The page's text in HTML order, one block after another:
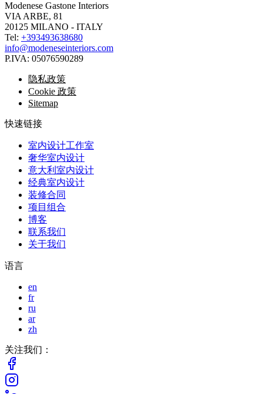
Modenese Gastone Interiors
VIA ARBE, 81
20125 MILANO - ITALY
Tel: +393493638680
info@modeneseinteriors.com
P.IVA: 05076590289
隐私政策
Cookie 政策
Sitemap
快速链接
室内设计工作室
奢华室内设计
意大利室内设计
经典室内设计
装修合同
项目组合
博客
联系我们
关于我们
语言
en
fr
ru
ar
zh
关注我们：